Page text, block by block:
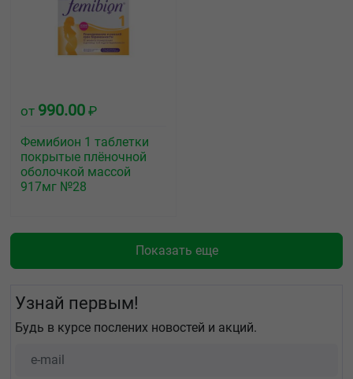
от 990.00 ₽
Фемибион 1 таблетки
покрытые плёночной
оболочкой массой
917мг №28
Показать еще
Узнай первым!
Будь в курсе послених новостей и акций.